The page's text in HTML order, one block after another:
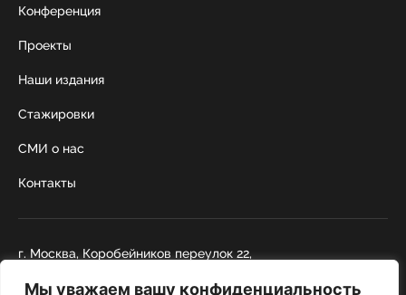
Мы уважаем вашу конфиденциальность
Конференция
Проекты
Наши издания
Стажировки
СМИ о нас
Контакты
г. Москва, Коробейников переулок 22,